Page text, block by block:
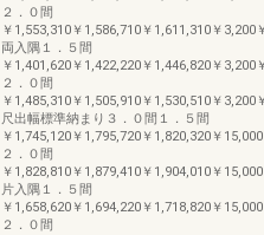
２．０間
￥1,553,310￥1,586,710￥1,611,310￥
両入隅１．５間
￥1,401,620￥1,422,220￥1,446,820￥
２．０間
￥1,485,310￥1,505,910￥1,530,510￥
尺出幅標準納まり３．０間１．５間
￥1,745,120￥1,795,720￥1,820,320￥
２．０間
￥1,828,810￥1,879,410￥1,904,010￥
片入隅１．５間
￥1,658,620￥1,694,220￥1,718,820￥
２．０間